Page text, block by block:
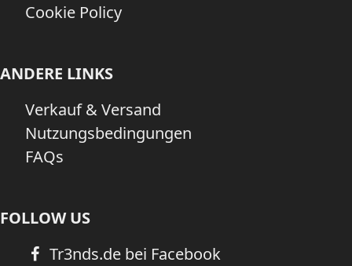
Cookie Policy
ANDERE LINKS
Verkauf & Versand
Nutzungsbedingungen
FAQs
FOLLOW US
Tr3nds.de bei Facebook